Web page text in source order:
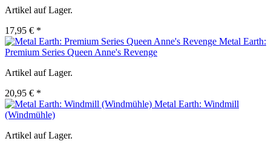
Artikel auf Lager.
17,95 € *
Metal Earth:
Premium Series Queen Anne's Revenge
Artikel auf Lager.
20,95 € *
Metal Earth: Windmill
(Windmühle)
Artikel auf Lager.